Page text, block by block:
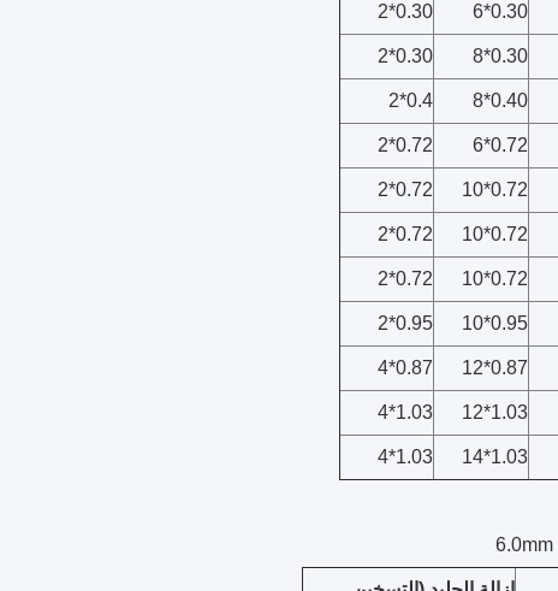
0.30*6
0.30*2
0.30*8
0.30*2
0.40*8
0.4*2
0.72*6
0.72*2
0.72*10
0.72*2
0.72*10
0.72*2
0.72*10
0.72*2
0.95*10
0.95*2
0.87*12
0.87*4
1.03*12
1.03*4
1.03*14
1.03*4